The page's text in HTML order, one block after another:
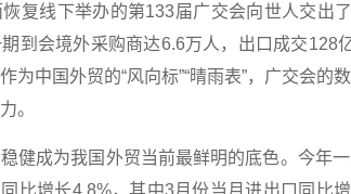
线下举办的第133届广交会向世人交出了
到会境外采购商达6.6万人，出口成交128
为中国外贸的“风向标”“晴雨表”，广交会的
。
成为我国外贸当前最鲜明的底色。今年一
比增长4.8%，其中3月份当月进出口同比